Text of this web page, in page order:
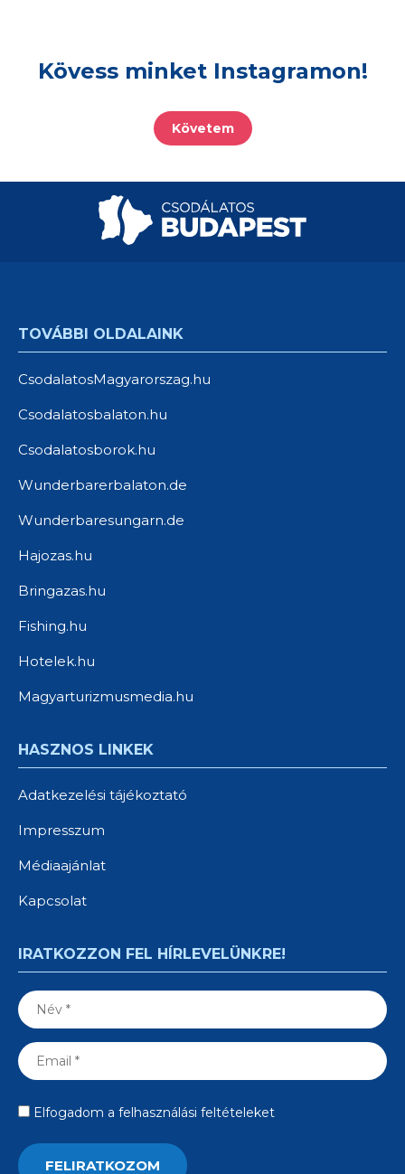
Kövess minket Instagramon!
Követem
TOVÁBBI OLDALAINK
CsodalatosMagyarorszag.hu
Csodalatosbalaton.hu
Csodalatosborok.hu
Wunderbarerbalaton.de
Wunderbaresungarn.de
Hajozas.hu
Bringazas.hu
Fishing.hu
Hotelek.hu
Magyarturizmusmedia.hu
HASZNOS LINKEK
Adatkezelési tájékoztató
Impresszum
Médiaajánlat
Kapcsolat
IRATKOZZON FEL HÍRLEVELÜNKRE!
Elfogadom a felhasználási feltételeket